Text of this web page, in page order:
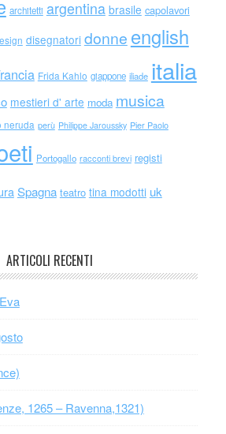
architetti argentina brasile capolavori
disegnatori donne english
Frida Kahlo giappone iliade italia
mestieri d' arte moda musica
neruda perù Philippe Jaroussky Pier Paolo
Portogallo racconti brevi registi
Spagna teatro tina modotti uk
ARTICOLI RECENTI
1265 – Ravenna,1321)